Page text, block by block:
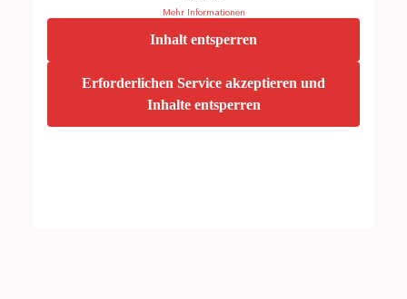
Mehr Informationen
Inhalt entsperren
Erforderlichen Service akzeptieren und
Inhalte entsperren